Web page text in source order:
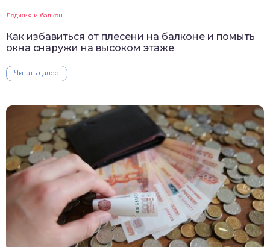
Лоджия и балкон
Как избавиться от плесени на балконе и помыть
окна снаружи на высоком этаже
Читать далее